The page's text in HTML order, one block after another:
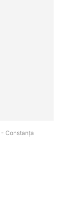
Constanţa